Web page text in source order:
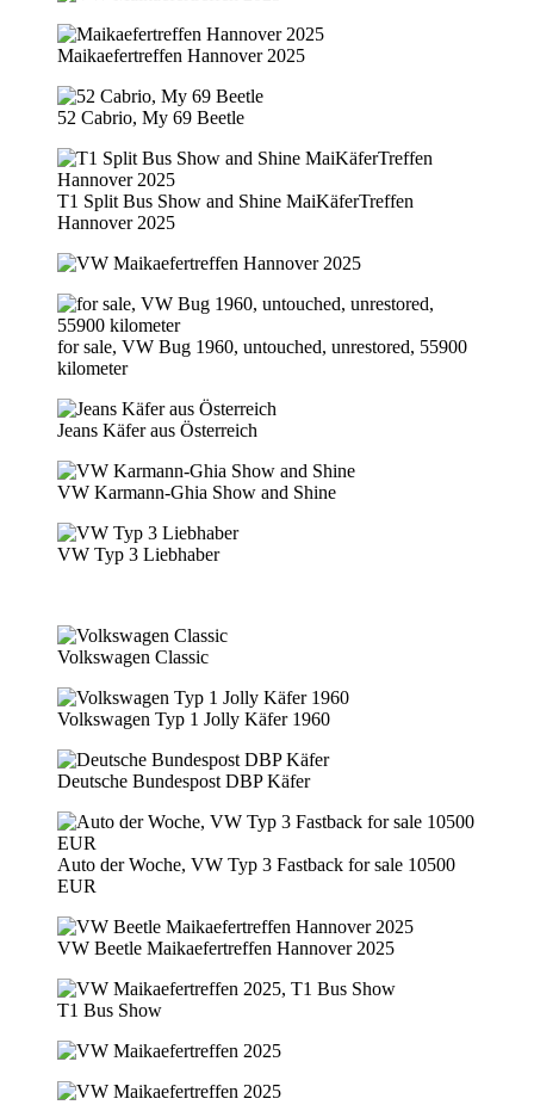
Maikaefertreffen Hannover 2025
52 Cabrio, My 69 Beetle
T1 Split Bus Show and Shine MaiKäferTreffen
Hannover 2025
for sale, VW Bug 1960, untouched, unrestored, 55900
kilometer
Jeans Käfer aus Österreich
VW Karmann-Ghia Show and Shine
VW Typ 3 Liebhaber
Volkswagen Classic
Volkswagen Typ 1 Jolly Käfer 1960
Deutsche Bundespost DBP Käfer
Auto der Woche, VW Typ 3 Fastback for sale 10500
EUR
VW Beetle Maikaefertreffen Hannover 2025
T1 Bus Show